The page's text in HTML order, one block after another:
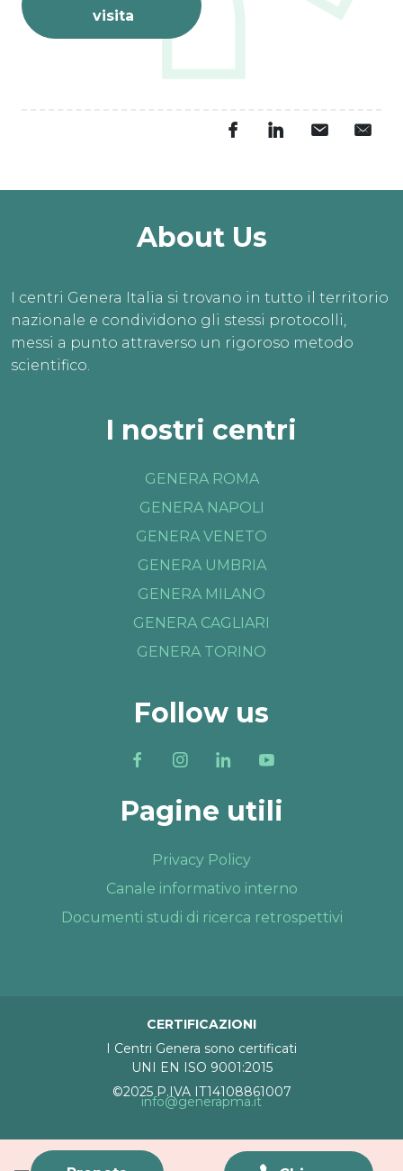
visita
About Us
I centri Genera Italia si trovano in tutto il territorio
nazionale e condividono gli stessi protocolli,
messi a punto attraverso un rigoroso metodo
scientifico.
I nostri centri
GENERA ROMA
GENERA NAPOLI
GENERA VENETO
GENERA UMBRIA
GENERA MILANO
GENERA CAGLIARI
GENERA TORINO
Follow us
Pagine utili
Privacy Policy
Canale informativo interno
Documenti studi di ricerca retrospettivi
CERTIFICAZIONI
I Centri Genera sono certificati
UNI EN ISO 9001:2015
©2025 P.IVA IT14108861007
info@generapma.it